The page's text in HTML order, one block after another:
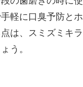
軽に口臭予防と
は、スミズミキ
う。